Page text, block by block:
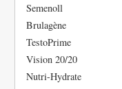
Semenoll
Brulagène
TestoPrime
Vision 20/20
Nutri-Hydrate